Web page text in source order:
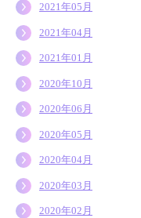
2021年05月
2021年04月
2021年01月
2020年10月
2020年06月
2020年05月
2020年04月
2020年03月
2020年02月